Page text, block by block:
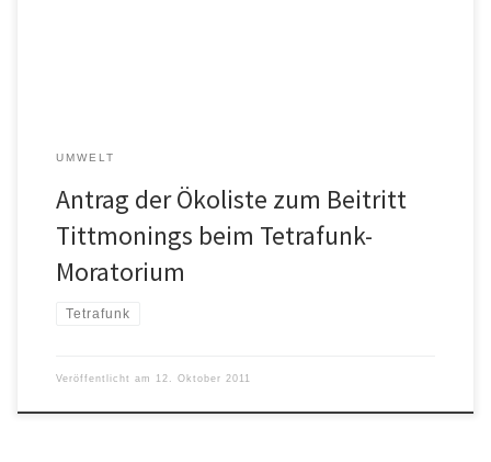
UMWELT
Antrag der Ökoliste zum Beitritt
Tittmonings beim Tetrafunk-
Moratorium
Tetrafunk
Veröffentlicht am 12. Oktober 2011